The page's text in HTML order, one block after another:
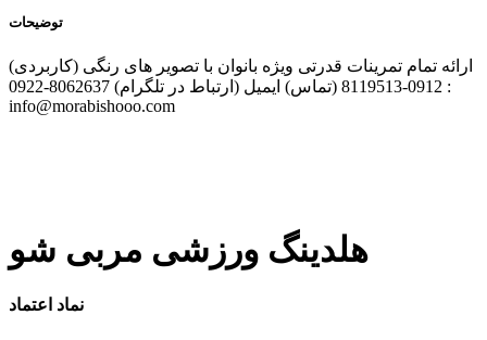
توضیحات
ارائه تمام تمرینات قدرتی ویژه بانوان با تصویر های رنگی (کاربردی)
0922-8062637 (ارتباط در تلگرام)
0912-8119513 (تماس)
ایمیل :
info@morabishooo.com
هلدینگ ورزشی مربی شو
نماد اعتماد